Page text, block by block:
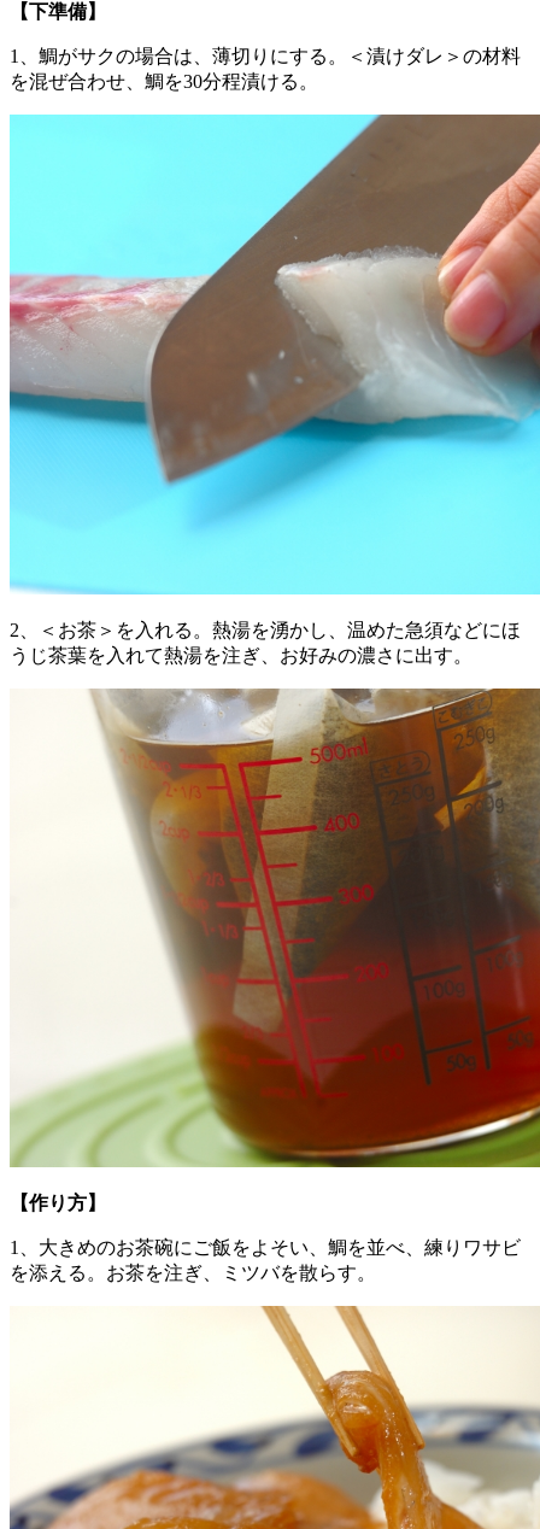
【下準備】
1、鯛がサクの場合は、薄切りにする。＜漬けダレ＞の材料
を混ぜ合わせ、鯛を30分程漬ける。
2、＜お茶＞を入れる。熱湯を湧かし、温めた急須などにほ
うじ茶葉を入れて熱湯を注ぎ、お好みの濃さに出す。
【作り方】
1、大きめのお茶碗にご飯をよそい、鯛を並べ、練りワサビ
を添える。お茶を注ぎ、ミツバを散らす。